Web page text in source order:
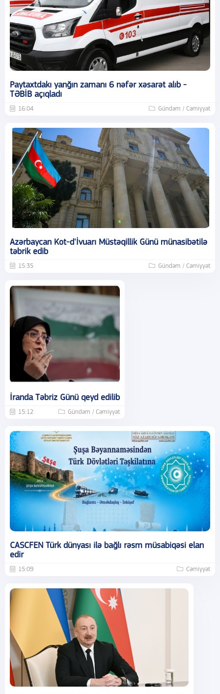
Paytaxtdakı yanğın zamanı 6 nəfər xəsarət alıb -
TƏBİB açıqladı
16:04 Gündəm / Cəmiyyət
Azərbaycan Kot-d'İvuarı Müstəqillik Günü münasibətilə
təbrik edib
15:35 Gündəm / Cəmiyyət
İranda Təbriz Günü qeyd edilib
15:12 Gündəm / Cəmiyyət
CASCFEN Türk dünyası ilə bağlı rəsm müsabiqəsi elan
edir
15:09 Cəmiyyət